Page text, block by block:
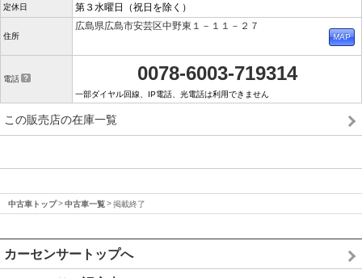
定休日 第３水曜日（祝日を除く）
住所
広島県広島市安芸区中野東１－１１－２７
電話 0078-6003-719314
一部ダイヤル回線、IP電話、光電話は利用できません
この販売店の在庫一覧
中古車トップ 中古車一覧 掲載終了
カーセンサートップへ